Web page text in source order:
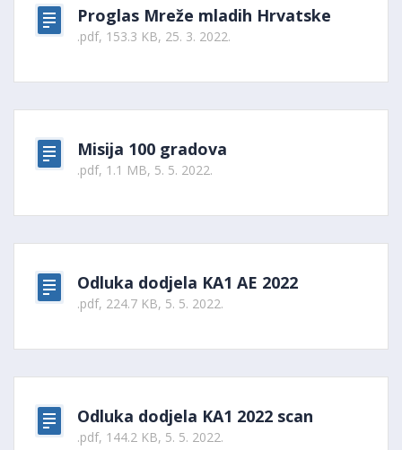
Proglas Mreže mladih Hrvatske
.pdf, 153.3 KB, 25. 3. 2022.
Misija 100 gradova
.pdf, 1.1 MB, 5. 5. 2022.
Odluka dodjela KA1 AE 2022
.pdf, 224.7 KB, 5. 5. 2022.
Odluka dodjela KA1 2022 scan
.pdf, 144.2 KB, 5. 5. 2022.